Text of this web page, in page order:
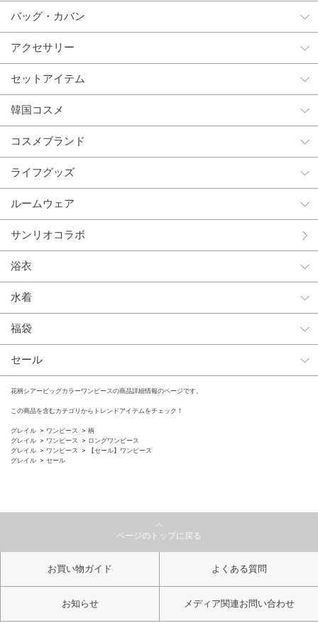
バッグ・カバン
アクセサリー
セットアイテム
韓国コスメ
コスメブランド
ライフグッズ
ルームウェア
サンリオコラボ
浴衣
水着
福袋
セール
花柄シアービッグカラーワンピースの商品詳細情報のページです。
この商品を含むカテゴリからトレンドアイテムをチェック！
グレイル ワンピース
柄
グレイル
ワンピース
ロングワンピース
グレイル
ワンピース
【セール】ワンピース
グレイル
セール
ページのトップに戻る
お買い物ガイド よくある質問
お知らせ メディア関連お問い合わせ